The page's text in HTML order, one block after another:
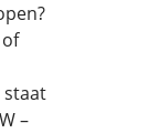
staat
–